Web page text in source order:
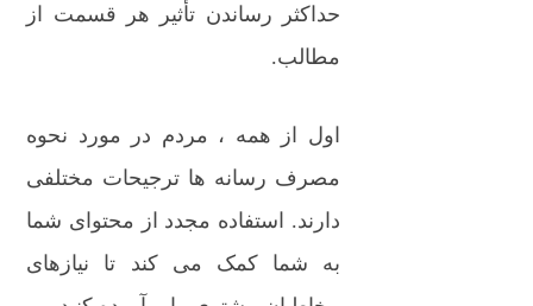
حداکثر رساندن تأثیر هر قسمت از
مطالب.
اول از همه ، مردم در مورد نحوه
مصرف رسانه ها ترجیحات مختلفی
دارند. استفاده مجدد از محتوای شما
به شما کمک می کند تا نیازهای